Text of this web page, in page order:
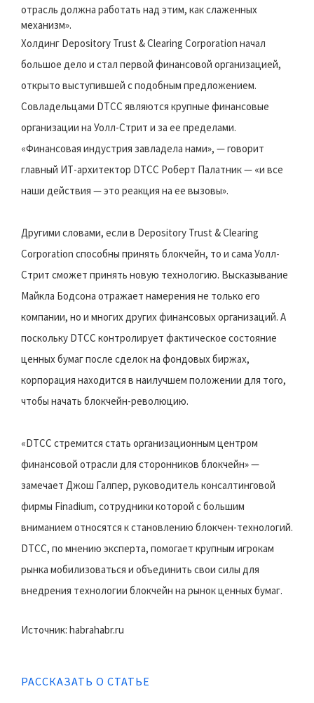
отрасль должна работать над этим, как слаженных
механизм».
Холдинг Depository Trust & Clearing Corporation начал
большое дело и стал первой финансовой организацией,
открыто выступившей с подобным предложением.
Совладельцами DTCC являются крупные финансовые
организации на Уолл-Стрит и за ее пределами.
«Финансовая индустрия завладела нами», — говорит
главный ИТ-архитектор DTCC Роберт Палатник — «и все
наши действия — это реакция на ее вызовы».
Другими словами, если в Depository Trust & Clearing
Corporation способны принять блокчейн, то и сама Уолл-
Cтрит сможет принять новую технологию. Высказывание
Майкла Бодсона отражает намерения не только его
компании, но и многих других финансовых организаций. А
поскольку DTCC контролирует фактическое состояние
ценных бумаг после сделок на фондовых биржах,
корпорация находится в наилучшем положении для того,
чтобы начать блокчейн-революцию.
«DTCC стремится стать организационным центром
финансовой отрасли для сторонников блокчейн» —
замечает Джош Галпер, руководитель консалтинговой
фирмы Finadium, сотрудники которой с большим
вниманием относятся к становлению блокчен-технологий.
DTCC, по мнению эксперта, помогает крупным игрокам
рынка мобилизоваться и объединить свои силы для
внедрения технологии блокчейн на рынок ценных бумаг.
Источник: habrahabr.ru
РАССКАЗАТЬ О СТАТЬЕ